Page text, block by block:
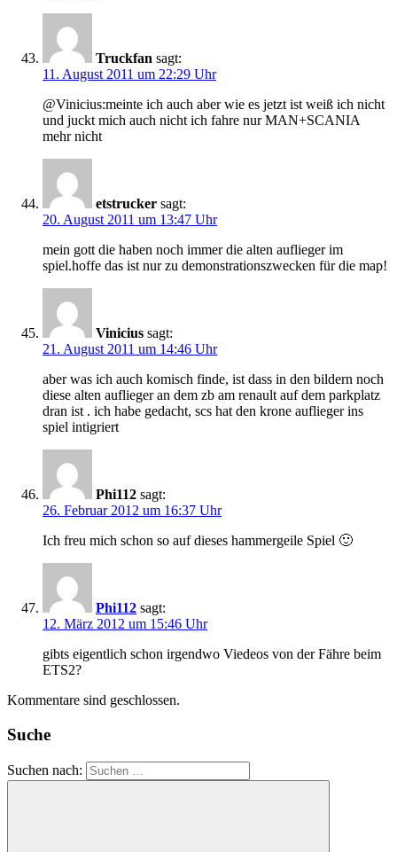
Truckfan sagt:
11. August 2011 um 22:29 Uhr
@Vinicius:meinte ich auch aber wie es jetzt ist weiß ich nicht
und juckt mich auch nicht ich fahre nur MAN+SCANIA
mehr nicht
etstrucker sagt:
20. August 2011 um 13:47 Uhr
mein gott die haben noch immer die alten auflieger im
spiel.hoffe das ist nur zu demonstrationszwecken für die map!
Vinicius sagt:
21. August 2011 um 14:46 Uhr
aber was ich auch komisch finde, ist dass in den bildern noch
diese alten auflieger an dem zb am renault auf dem parkplatz
dran ist . ich habe gedacht, scs hat den krone auflieger ins
spiel intigriert
Phi112 sagt:
26. Februar 2012 um 16:37 Uhr
Ich freu mich schon so auf dieses hammergeile Spiel 🙂
Phi112 sagt:
12. März 2012 um 15:46 Uhr
gibts eigentlich schon irgendwo Viedeos von der Fähre beim
ETS2?
Kommentare sind geschlossen.
Suche
Suchen nach: